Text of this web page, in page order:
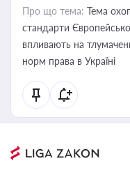
Про що тема: Тема
стандарти
впливають на
норм права в Україні